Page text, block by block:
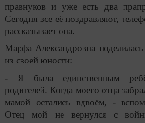
правнуков и уже есть два
Сегодня все её поздравляют,
рассказывает она.
Марфа Александровна
из своей юности:
- Я была единственным
родителей. Когда моего отца
мамой остались вдвоём, -
Отец мой не вернулся с